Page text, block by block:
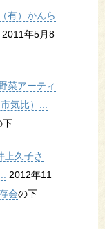
有）かんら
2011年5月8
菜アーティ
気比）...
下
久子さ
2012年11
会の下